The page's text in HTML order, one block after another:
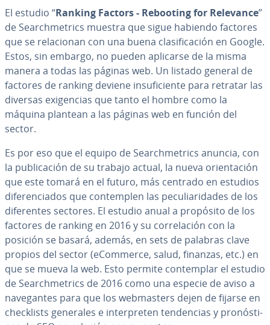
El estudio “Ranking Factors- Rebooting for Relevance”
de Sea­r­ch­me­tri­cs muestra que sigue habiendo factores
que se re­la­cio­nan con una buena cla­si­fi­ca­ción en Google.
Estos, sin embargo, no pueden aplicarse de la misma
manera a todas las páginas web. Un listado general de
factores de ranking deviene in­su­fi­cie­n­te para retratar las
diversas exi­ge­n­cias que tanto el hombre como la
máquina plantean a las páginas web en función del
sector.
Es por eso que el equipo de Sea­r­ch­me­tri­cs anuncia, con
la pu­bli­ca­ción de su trabajo actual, la nueva orie­n­ta­ción
que este tomará en el futuro, más centrado en estudios
di­fe­re­n­cia­dos que co­n­te­m­plen las pe­cu­lia­ri­da­des de los
di­fe­re­n­tes sectores. El estudio anual a propósito de los
factores de ranking en 2016 y su co­rre­la­ción con la
posición se basará, además, en sets de palabras clave
propios del sector (eCommerce, salud, finanzas, etc.) en
que se mueva la web. Esto permite co­n­te­m­plar el estudio
de Sea­r­ch­me­tri­cs de 2016 como una especie de aviso a
na­ve­ga­n­tes para que los we­b­ma­s­te­rs dejen de fijarse en
che­c­kli­sts generales e in­te­r­pre­ten te­n­de­n­cias y pro­nó­s­ti­